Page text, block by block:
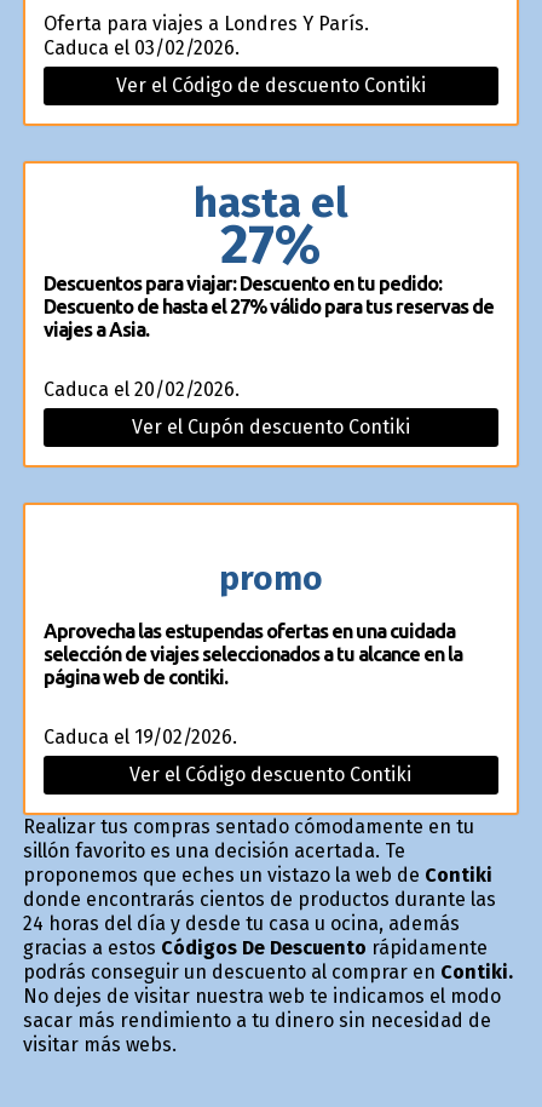
Oferta para viajes a Londres Y París.
Caduca el 03/02/2026.
Ver el Código de descuento Contiki
hasta el
27%
Descuentos para viajar: Descuento en tu pedido:
Descuento de hasta el 27% válido para tus reservas de
viajes a Asia.
Caduca el 20/02/2026.
Ver el Cupón descuento Contiki
promo
Aprovecha las estupendas ofertas en una cuidada
selección de viajes seleccionados a tu alcance en la
página web de contiki.
Caduca el 19/02/2026.
Ver el Código descuento Contiki
Realizar tus compras sentado cómodamente en tu
sillón favorito es una decisión acertada. Te
proponemos que eches un vistazo la web de Contiki
donde encontrarás cientos de productos durante las
24 horas del día y desde tu casa u oficina, además
gracias a estos Códigos De Descuento rápidamente
podrás conseguir un descuento al comprar en Contiki.
No dejes de visitar nuestra web te indicamos el modo
sacar más rendimiento a tu dinero sin necesidad de
visitar más webs.